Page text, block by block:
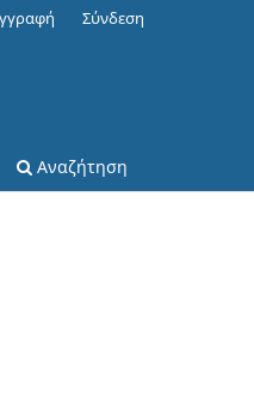
Αναζήτηση
Σύνδεση